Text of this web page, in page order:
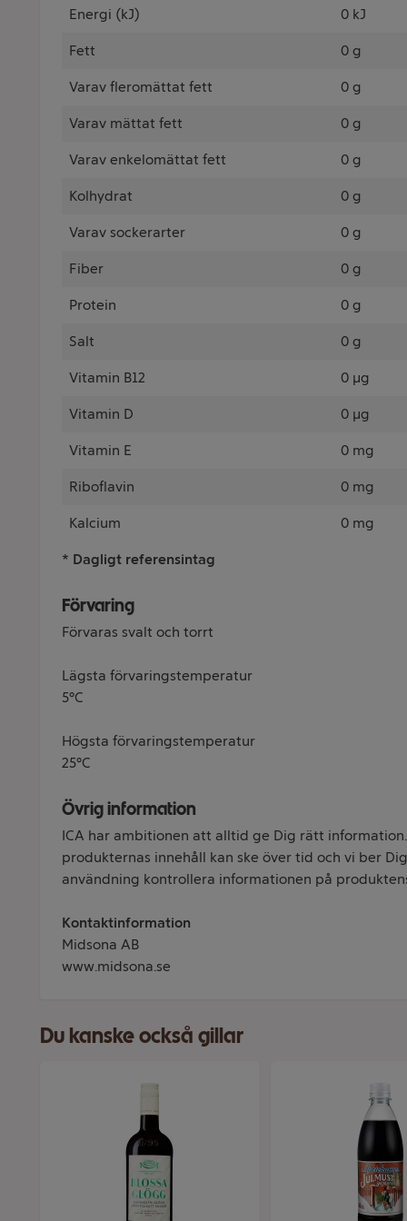
Energi (kJ) 0 kJ
Fett 0 g
Varav fleromättat fett 0 g
Varav mättat fett 0 g
Varav enkelomättat fett 0 g
Kolhydrat 0 g
Varav sockerarter 0 g
Fiber 0 g
Protein 0 g
Salt 0 g
Vitamin B12 0 µg
Vitamin D 0 µg
Vitamin E 0 mg
Riboflavin 0 mg
Kalcium 0 mg
* Dagligt referensintag
Förvaring
Förvaras svalt och torrt
Lägsta förvaringstemperatur
5°C
Högsta förvaringstemperatur
25°C
Övrig information
ICA har ambitionen att alltid ge Dig rätt
produkternas innehåll kan ske över tid och vi ber
användning kontrollera informationen på
Kontaktinformation
Midsona AB
www.midsona.se
Du kanske också gillar